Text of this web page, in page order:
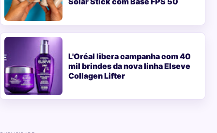
L'Oréal libera campanha com 40
mil brindes da nova linha Elseve
Collagen Lifter